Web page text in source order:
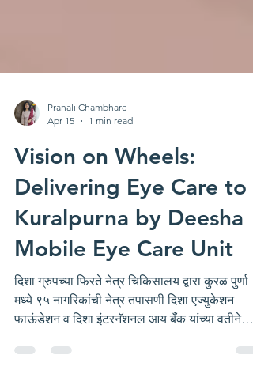
Pranali Chambhare
Apr 15
1 min read
Vision on Wheels:
Delivering Eye Care to
Kuralpurna by Deesha
Mobile Eye Care Unit
दिशा ग्रुपच्या फिरते नेत्र चिकिसालय द्वारा कुरळ पुर्णा
मध्ये ९५ नागरिकांची नेत्र तपासणी दिशा एज्युकेशन